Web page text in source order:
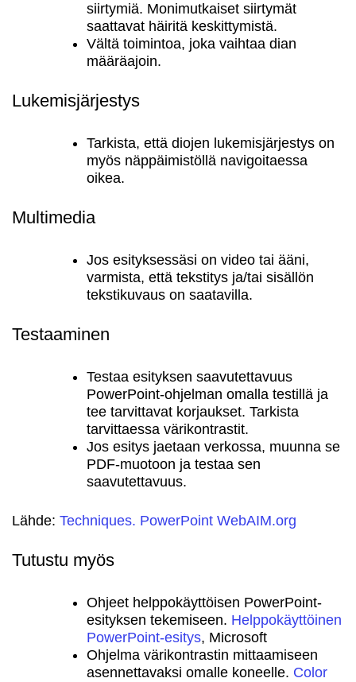
siirtymiä. Monimutkaiset siirtymät
saattavat häiritä keskittymistä.
Vältä toimintoa, joka vaihtaa dian
määräajoin.
Lukemisjärjestys
Tarkista, että diojen lukemisjärjestys on
myös näppäimistöllä navigoitaessa
oikea.
Multimedia
Jos esityksessäsi on video tai ääni,
varmista, että tekstitys ja/tai sisällön
tekstikuvaus on saatavilla.
Testaaminen
Testaa esityksen saavutettavuus
PowerPoint-ohjelman omalla testillä ja
tee tarvittavat korjaukset. Tarkista
tarvittaessa värikontrastit.
Jos esitys jaetaan verkossa, muunna se
PDF-muotoon ja testaa sen
saavutettavuus.
Lähde: Techniques. PowerPoint WebAIM.org
Tutustu myös
Ohjeet helppokäyttöisen PowerPoint-
esityksen tekemiseen. Helppokäyttöinen
PowerPoint-esitys, Microsoft
Ohjelma värikontrastin mittaamiseen
asennettavaksi omalle koneelle. Color